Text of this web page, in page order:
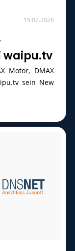
15.07.2026
waipu.tv
Motor, DMAX
sein New